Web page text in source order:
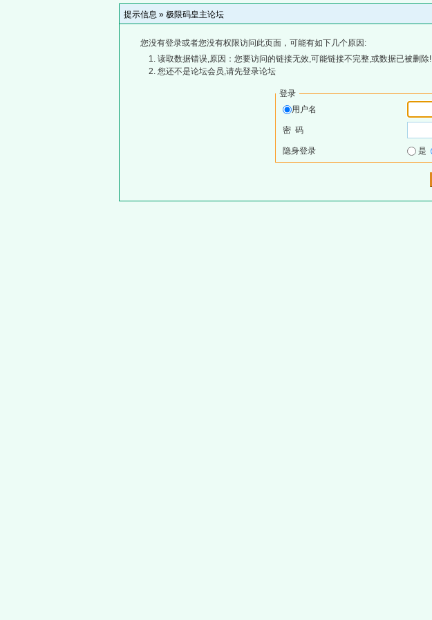
提示信息 » 极限码皇主论坛
您没有登录或者您没有权限访问此页面，可能有如下几个原因:
读取数据错误,原因：您要访问的链接无效,可能链接不完整,或数据已被删除!
您还不是论坛会员,请先登录论坛
登录
用户名
密 码
隐身登录 是